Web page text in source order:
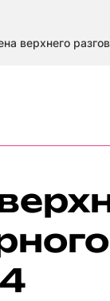
верхнего